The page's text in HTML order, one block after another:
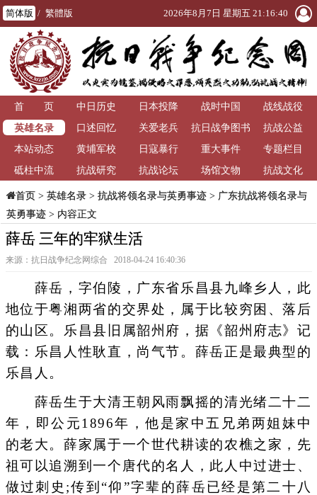
简体版 / 繁體版 2026年8月7日 星期五 21:16:41
首 页 中日历史 日本投降 战时中国
战线战役
英雄名录
口述回忆 关爱老兵
抗日战争图书
馆
抗战公益
本站动态
黄埔军校 日寇暴行 重大事件
专题栏目
砥柱中流
抗战研究 抗战论坛 场馆文物 抗战文化
首页> 英雄名录> 抗战将领名录与英勇事迹> 广东抗战将领名录与
英勇事迹> 内容正文
薛岳 三年的牢狱生活
来源：抗日战争纪念网综合 2018-04-24 16:40:36
薛岳，字伯陵，广东省乐昌县九峰乡人，此
地位于粤湘两省的交界处，属于比较穷困、落后
的山区。乐昌县旧属韶州府，据《韶州府志》记
载：乐昌人性耿直，尚气节。薛岳正是最典型的
乐昌人。
薛岳生于大清王朝风雨飘摇的清光绪二十二
年，即公元1896年，他是家中五兄弟两姐妹中
的老大。薛家属于一个世代耕读的农樵之家，先
祖可以追溯到一个唐代的名人，此人中过进士、
做过刺史;传到“仰”字辈的薛岳已经是第二十八